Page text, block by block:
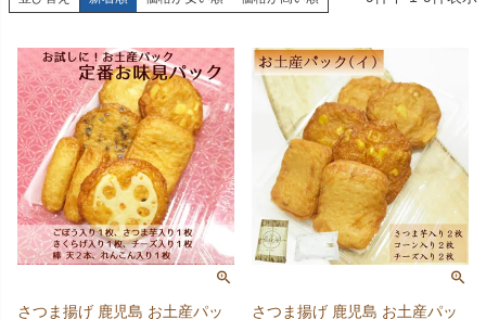
さつま揚げ 鹿児島 お土産パッ
さつま揚げ 鹿児島 お土産パッ